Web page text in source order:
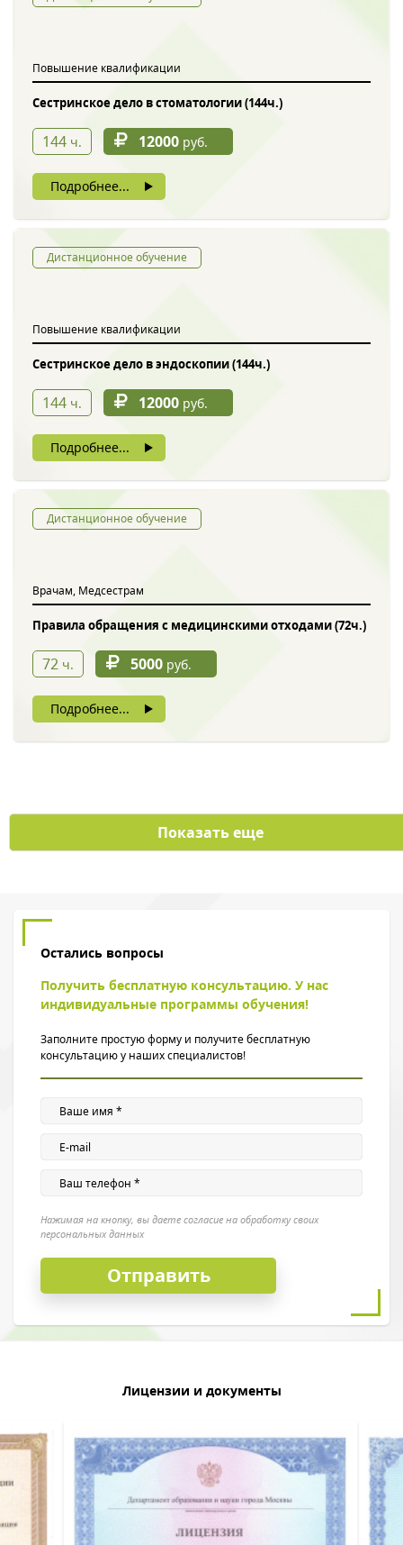
Повышение квалификации
Сестринское дело в стоматологии (144ч.)
144 ч. 12000 руб.
Подробнее...
Дистанционное обучение
Повышение квалификации
Сестринское дело в эндоскопии (144ч.)
144 ч. 12000 руб.
Подробнее...
Дистанционное обучение
Врачам, Медсестрам
Правила обращения с медицинскими отходами (72ч.)
72 ч. 5000 руб.
Подробнее...
Показать еще
Остались вопросы
Получить бесплатную консультацию. У нас
индивидуальные программы обучения!
Заполните простую форму и получите бесплатную
консультацию у наших специалистов!
Нажимая на кнопку, вы даете согласие на обработку своих
персональных данных
Лицензии и документы
Нажимая на кнопку, вы даете согласие на обработку своих